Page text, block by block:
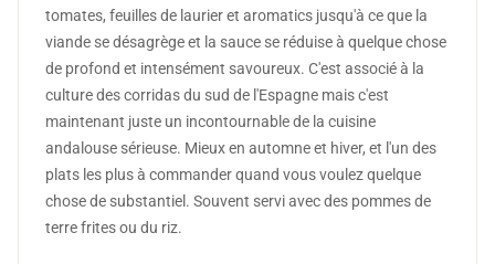
tomates, feuilles de laurier et aromatics jusqu'à ce que la
viande se désagrège et la sauce se réduise à quelque chose
de profond et intensément savoureux. C'est associé à la
culture des corridas du sud de l'Espagne mais c'est
maintenant juste un incontournable de la cuisine
andalouse sérieuse. Mieux en automne et hiver, et l'un des
plats les plus à commander quand vous voulez quelque
chose de substantiel. Souvent servi avec des pommes de
terre frites ou du riz.